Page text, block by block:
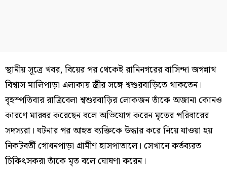
স্থানীয় সূত্রে খবর, বিয়ের পর থেকেই রানিনগরের বাসিন্দা জগন্নাথ
বিশ্বাস মালিপাড়া এলাকায় স্ত্রীর সঙ্গে শ্বশুরবাড়িতে থাকতেন।
বৃহস্পতিবার রাত্রিবেলা শ্বশুরবাড়ির লোকজন তাঁকে অজানা কোনও
কারণে মারধর করেছেন বলে অভিযোগ করেন মৃতের পরিবারের
সদস্যরা। ঘটনার পর আহত ব্যক্তিকে উদ্ধার করে নিয়ে যাওয়া হয়
নিকটবর্তী গোধনপাড়া গ্রামীণ হাসপাতালে। সেখানে কর্তব্যরত
চিকিৎসকরা তাঁকে মৃত বলে ঘোষণা করেন।